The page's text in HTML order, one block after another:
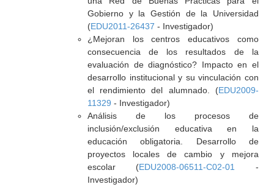
Gobierno y la Gestión de la Universidad
(EDU2011-26437 - Investigador)
¿Mejoran los centros educativos como
consecuencia de los resultados de la
evaluación de diagnóstico? Impacto en el
desarrollo institucional y su vinculación con
el rendimiento del alumnado. (EDU2009-
11329 - Investigador)
Análisis de los procesos de
inclusión/exclusión educativa en la
educación obligatoria. Desarrollo de
proyectos locales de cambio y mejora
escolar (EDU2008-06511-C02-01
-
Investigador)